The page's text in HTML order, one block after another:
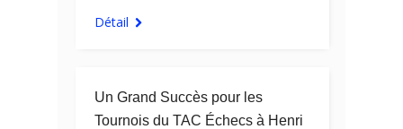
Détail
Un Grand Succès pour les
Tournois du TAC Échecs à Henri